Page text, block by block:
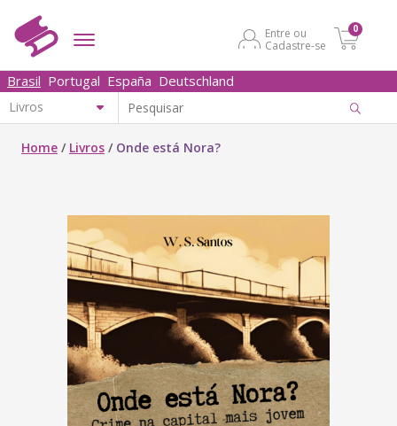
Entre ou
Cadastre-se
0
Brasil Portugal España Deutschland
Home / Livros / Onde está Nora?